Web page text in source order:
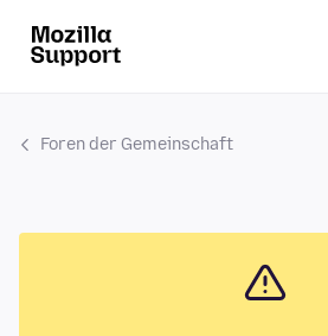
Foren der Gemeinschaft